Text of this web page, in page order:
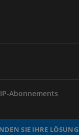
Abonnements
SIE IHRE LÖSUNG